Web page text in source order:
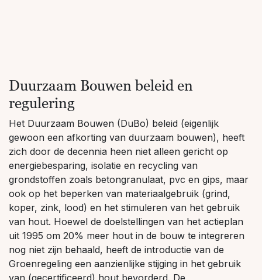
Duurzaam Bouwen beleid en
regulering
Het Duurzaam Bouwen (DuBo) beleid (eigenlijk
gewoon een afkorting van duurzaam bouwen), heeft
zich door de decennia heen niet alleen gericht op
energiebesparing, isolatie en recycling van
grondstoffen zoals betongranulaat, pvc en gips, maar
ook op het beperken van materiaalgebruik (grind,
koper, zink, lood) en het stimuleren van het gebruik
van hout. Hoewel de doelstellingen van het actieplan
uit 1995 om 20% meer hout in de bouw te integreren
nog niet zijn behaald, heeft de introductie van de
Groenregeling een aanzienlijke stijging in het gebruik
van (gecertificeerd) hout bevorderd. De